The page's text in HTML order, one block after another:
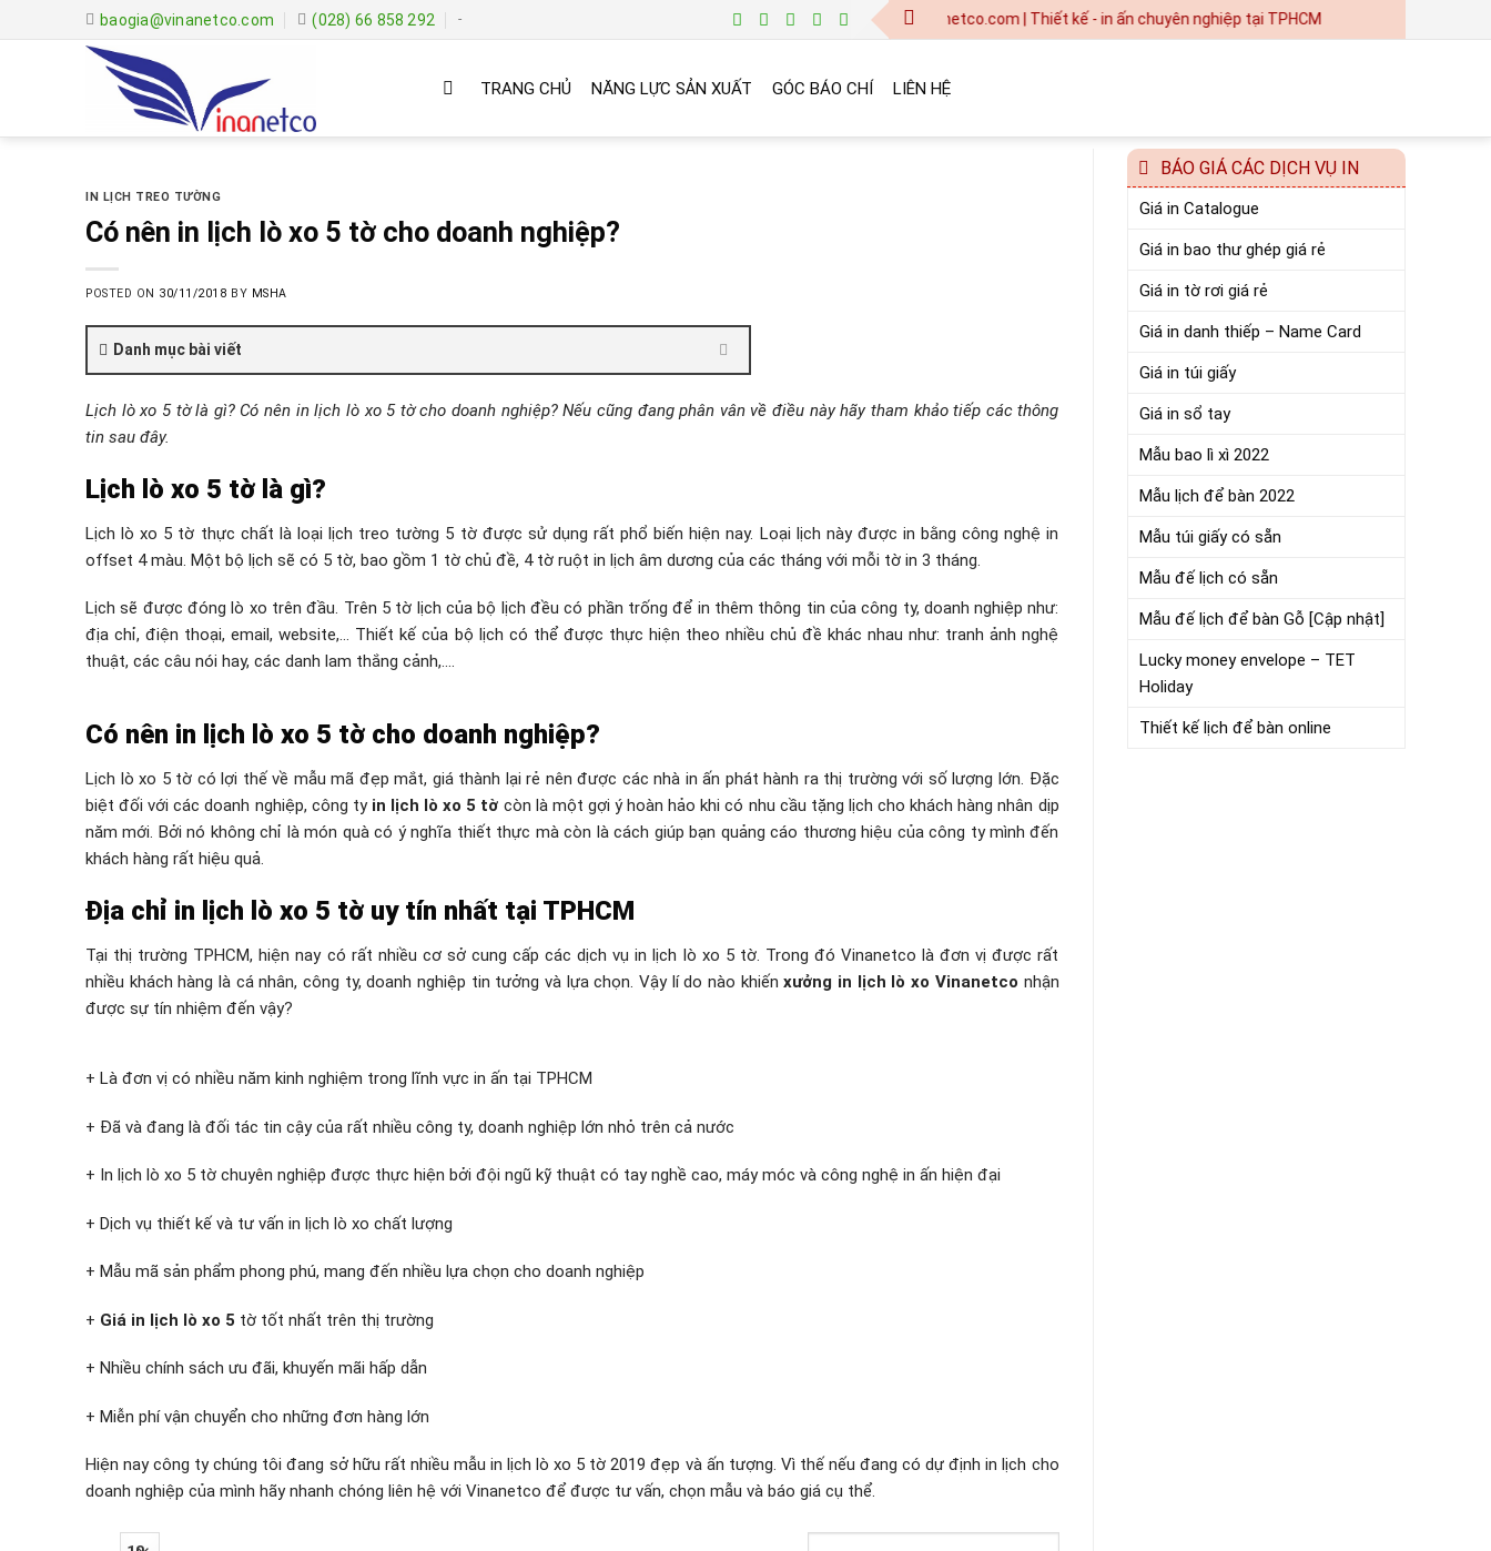
to
baogia@vinanetco.com (028) 66 858 292 - baogia@vinanetco.com | Thiết kế - in ấn chuyên nghiệp tại TPHCM
TRANG CHỦ NĂNG LỰC SẢN XUẤT GÓC BÁO CHÍ LIÊN HỆ
IN LỊCH TREO TƯỜNG
Có nên in lịch lò xo 5 tờ cho doanh nghiệp?
POSTED ON 30/11/2018 BY MSHA
Danh mục bài viết
Lịch lò xo 5 tờ là gì? Có nên in lịch lò xo 5 tờ cho doanh nghiệp? Nếu cũng đang phân vân về điều này hãy tham khảo tiếp các thông
tin sau đây.
Lịch lò xo 5 tờ là gì?
Lịch lò xo 5 tờ thực chất là loại lịch treo tường 5 tờ được sử dụng rất phổ biến hiện nay. Loại lịch này được in bằng công nghệ in
offset 4 màu. Một bộ lịch sẽ có 5 tờ, bao gồm 1 tờ chủ đề, 4 tờ ruột in lịch âm dương của các tháng với mỗi tờ in 3 tháng.
Lịch sẽ được đóng lò xo trên đầu. Trên 5 tờ lịch của bộ lịch đều có phần trống để in thêm thông tin của công ty, doanh nghiệp như:
địa chỉ, điện thoại, email, website,… Thiết kế của bộ lịch có thể được thực hiện theo nhiều chủ đề khác nhau như: tranh ảnh nghệ
thuật, các câu nói hay, các danh lam thắng cảnh,….
Có nên in lịch lò xo 5 tờ cho doanh nghiệp?
Lịch lò xo 5 tờ có lợi thế về mẫu mã đẹp mắt, giá thành lại rẻ nên được các nhà in ấn phát hành ra thị trường với số lượng lớn. Đặc
biệt đối với các doanh nghiệp, công ty in lịch lò xo 5 tờ còn là một gợi ý hoàn hảo khi có nhu cầu tặng lịch cho khách hàng nhân dịp
năm mới. Bởi nó không chỉ là món quà có ý nghĩa thiết thực mà còn là cách giúp bạn quảng cáo thương hiệu của công ty mình đến
khách hàng rất hiệu quả.
Địa chỉ in lịch lò xo 5 tờ uy tín nhất tại TPHCM
Tại thị trường TPHCM, hiện nay có rất nhiều cơ sở cung cấp các dịch vụ in lịch lò xo 5 tờ. Trong đó Vinanetco là đơn vị được rất
nhiều khách hàng là cá nhân, công ty, doanh nghiệp tin tưởng và lựa chọn. Vậy lí do nào khiếnxưởng in lịch lò xo Vinanetco nhận
được sự tín nhiệm đến vậy?
+ Là đơn vị có nhiều năm kinh nghiệm trong lĩnh vực in ấn tại TPHCM
+ Đã và đang là đối tác tin cậy của rất nhiều công ty, doanh nghiệp lớn nhỏ trên cả nước
+ In lịch lò xo 5 tờ chuyên nghiệp được thực hiện bởi đội ngũ kỹ thuật có tay nghề cao, máy móc và công nghệ in ấn hiện đại
+ Dịch vụ thiết kế và tư vấn in lịch lò xo chất lượng
+ Mẫu mã sản phẩm phong phú, mang đến nhiều lựa chọn cho doanh nghiệp
+ Giá in lịch lò xo 5 tờ tốt nhất trên thị trường
+ Nhiều chính sách ưu đãi, khuyến mãi hấp dẫn
+ Miễn phí vận chuyển cho những đơn hàng lớn
Hiện nay công ty chúng tôi đang sở hữu rất nhiều mẫu in lịch lò xo 5 tờ 2019 đẹp và ấn tượng. Vì thế nếu đang có dự định in lịch cho
doanh nghiệp của mình hãy nhanh chóng liên hệ với Vinanetco để được tư vấn, chọn mẫu và báo giá cụ thể.
BÁO GIÁ CÁC DỊCH VỤ IN
Giá in Catalogue
Giá in bao thư ghép giá rẻ
Giá in tờ rơi giá rẻ
Giá in danh thiếp – Name Card
Giá in túi giấy
Giá in sổ tay
Mẫu bao lì xì 2022
Mẫu lịch để bàn 2022
Mẫu túi giấy có sẵn
Mẫu đế lịch có sẵn
Mẫu đế lịch để bàn Gỗ [Cập nhật]
Lucky money envelope – TET
Holiday
Thiết kế lịch để bàn online